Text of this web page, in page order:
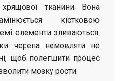
хрящової тканини. Вона
кістковою
елементи зливаються.
черепа немовляти не
щоб полегшити процес
мозку рости.